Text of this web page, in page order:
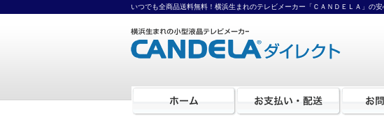
いつでも全商品送料無料！横浜生まれのテレビメーカー「ＣＡＮＤＥＬＡ」の